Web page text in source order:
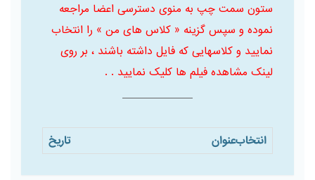
ستون سمت چپ به منوی دسترسی اعضا مراجعه
نموده و سپس گزینه « کلاس های من » را انتخاب
نمایید و کلاسهایی که فایل داشته باشند ، بر روی
لینک مشاهده فیلم ها کلیک نمایید . .
انتخابعنوان تاریخ